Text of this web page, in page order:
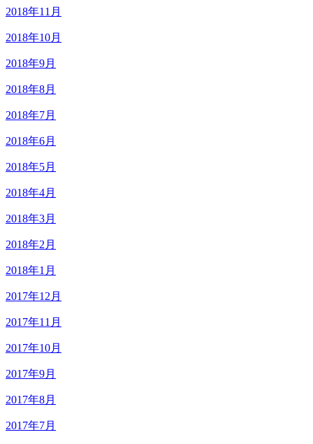
2018年11月
2018年10月
2018年9月
2018年8月
2018年7月
2018年6月
2018年5月
2018年4月
2018年3月
2018年2月
2018年1月
2017年12月
2017年11月
2017年10月
2017年9月
2017年8月
2017年7月